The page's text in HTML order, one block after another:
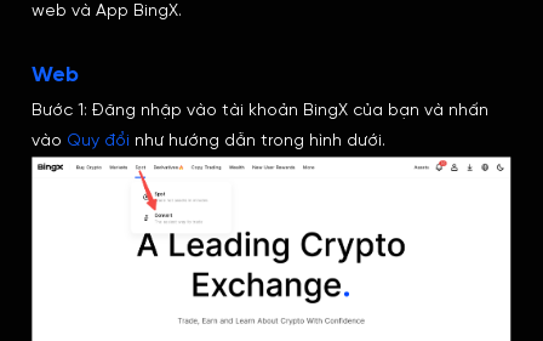
web và App BingX.
Web
Bước 1: Đăng nhập vào tài khoản BingX của bạn và nhấn
vào Quy đổi như hướng dẫn trong hình dưới.